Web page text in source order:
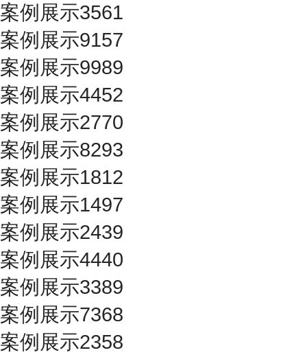
案例展示3561
案例展示9157
案例展示9989
案例展示4452
案例展示2770
案例展示8293
案例展示1812
案例展示1497
案例展示2439
案例展示4440
案例展示3389
案例展示7368
案例展示2358